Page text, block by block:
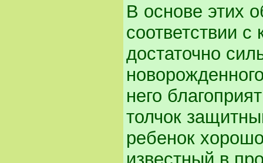
В основе этих
соответствии
достаточно
него
толчок
ребенок